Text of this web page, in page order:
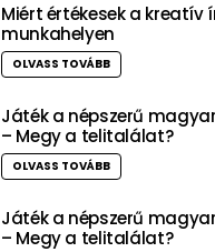
Miért értékesek a kreatív
munkahelyen
OLVASS TOVÁBB
Játék a népszerű
– Megy a telitalálat?
OLVASS TOVÁBB
Játék a népszerű
– Megy a telitalálat?